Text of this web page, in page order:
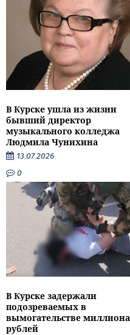
В Курске ушла из жизни
бывший директор
музыкального колледжа
Людмила Чунихина
13.07.2026
0
В Курске задержали
подозреваемых в
вымогательстве миллиона
рублей